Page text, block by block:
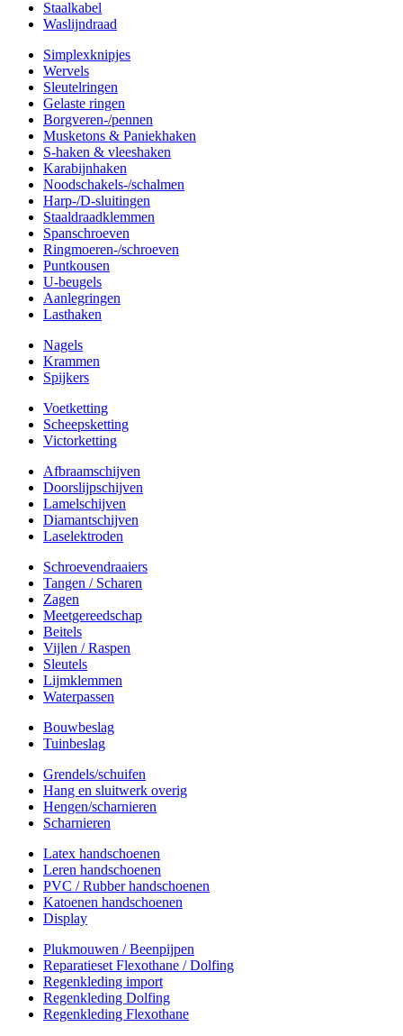
Staalkabel
Waslijndraad
Simplexknipjes
Wervels
Sleutelringen
Gelaste ringen
Borgveren-/pennen
Musketons & Paniekhaken
S-haken & vleeshaken
Karabijnhaken
Noodschakels-/schalmen
Harp-/D-sluitingen
Staaldraadklemmen
Spanschroeven
Ringmoeren-/schroeven
Puntkousen
U-beugels
Aanlegringen
Lasthaken
Nagels
Krammen
Spijkers
Voetketting
Scheepsketting
Victorketting
Afbraamschijven
Doorslijpschijven
Lamelschijven
Diamantschijven
Laselektroden
Schroevendraaiers
Tangen / Scharen
Zagen
Meetgereedschap
Beitels
Vijlen / Raspen
Sleutels
Lijmklemmen
Waterpassen
Bouwbeslag
Tuinbeslag
Grendels/schuifen
Hang en sluitwerk overig
Hengen/scharnieren
Scharnieren
Latex handschoenen
Leren handschoenen
PVC / Rubber handschoenen
Katoenen handschoenen
Display
Plukmouwen / Beenpijpen
Reparatieset Flexothane / Dolfing
Regenkleding import
Regenkleding Dolfing
Regenkleding Flexothane